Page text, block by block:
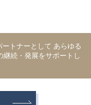
トナーとして あらゆる
続・発展をサポートし